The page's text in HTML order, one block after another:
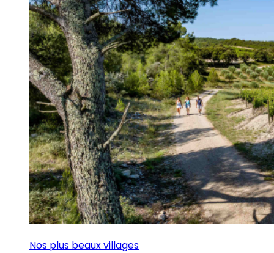
Nos plus beaux villages